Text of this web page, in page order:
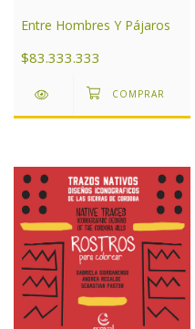
Entre Hombres Y Pájaros
$83.333.333